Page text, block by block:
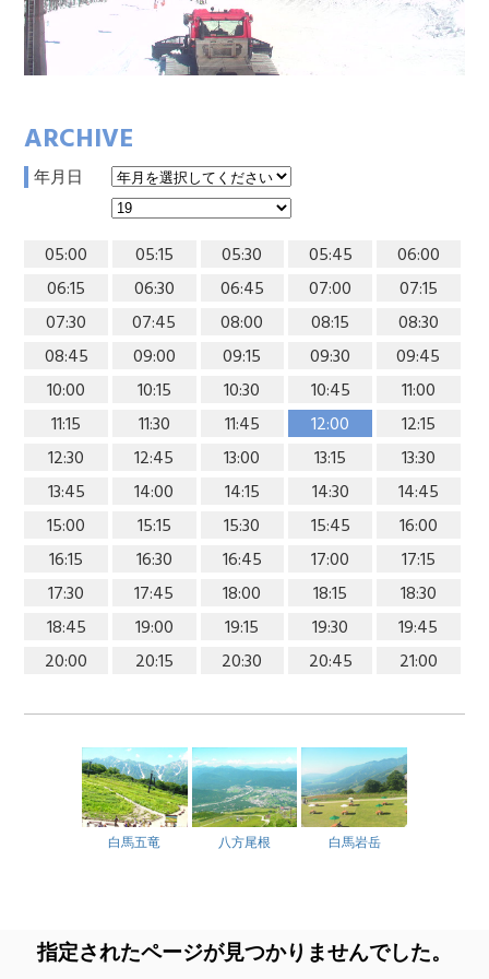
ARCHIVE
年月日
05:00 05:15 05:30 05:45
06:00
06:15
06:30 06:45 07:00
07:15
07:30
07:45 08:00 08:15
08:30
08:45
09:00 09:15 09:30
09:45
10:00
10:15 10:30 10:45
11:00
11:15
11:30 11:45 12:00
12:15
12:30
12:45 13:00 13:15
13:30
13:45
14:00 14:15 14:30
14:45
15:00
15:15 15:30 15:45
16:00
16:15
16:30 16:45 17:00
17:15
17:30
17:45 18:00 18:15
18:30
18:45
19:00 19:15 19:30
19:45
20:00
20:15 20:30 20:45 21:00
白馬五竜 八方尾根 白馬岩岳